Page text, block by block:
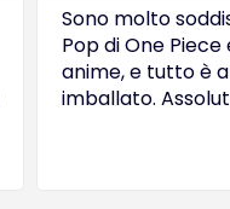
Sono molto
Pop di One
anime, e tutto è
imballato.